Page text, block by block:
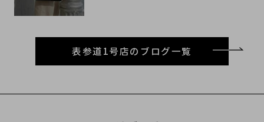
表参道1号店のブログ一覧